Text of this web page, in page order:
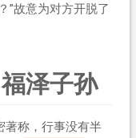
”故意为对方开脱了
福泽子孙
著称，行事没有半